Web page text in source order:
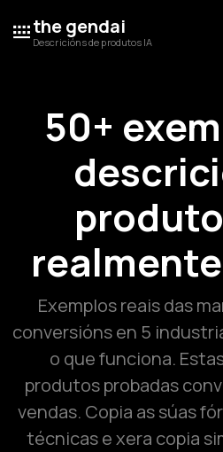
the gendai
Descricións de produtos IA
50+
Exemplos reais das
conversións en 5
o que funciona.
produtos probadas
vendas. Copia as súas
técnicas e xera copia